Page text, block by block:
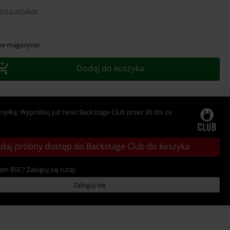
o artykule
magazynie
Dodaj do koszyka
Wypróbuj już teraz Backstage Club przez 30 dni za
próbny dostęp do Backstage Club do koszyka
BSC? Zaloguj się tutaj:
Zaloguj się